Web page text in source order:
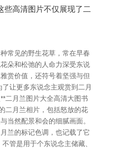
些高清图片不仅展现了二
常见的野生花草，常在早春
朵和松弛的人命力深受东说
赏价值，还符号着坚强与但
让更多东说念主观赏到二月
二月兰图片大全高清大图书
二月兰相片，包括怒放的花
当然配景和会的细腻画面。
兰的标记色调，也记载了它
管是用于个东说念主储藏、